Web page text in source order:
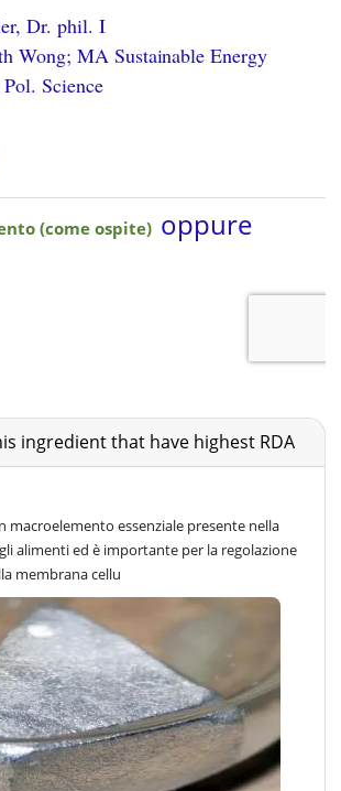
Dr. phil. I
Wong; MA Sustainable Energy
Science
ingredient that have highest RDA
macroelemento essenziale presente nella
alimenti ed è importante per la regolazione
membrana cellu